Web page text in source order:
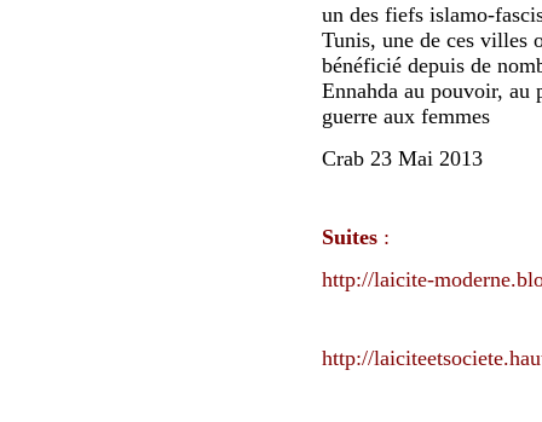
un des fiefs islamo-
Tunis, une de ces villes
bénéficié depuis de
Ennahda au pouvoir, au
guerre aux femmes
Crab 23 Mai 2013
Suites :
http://laicite-
http://